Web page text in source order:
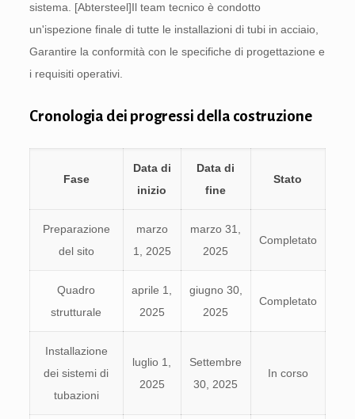
sistema. [Abtersteel]Il team tecnico è condotto
un'ispezione finale di tutte le installazioni di tubi in acciaio,
Garantire la conformità con le specifiche di progettazione e
i requisiti operativi.
Cronologia dei progressi della costruzione
Fase
Data di
inizio
Data di
fine
Stato
Preparazione
del sito
marzo
1, 2025
marzo 31,
2025
Completato
Quadro
strutturale
aprile 1,
2025
giugno 30,
2025
Completato
Installazione
dei sistemi di
tubazioni
luglio 1,
2025
Settembre
30, 2025
In corso